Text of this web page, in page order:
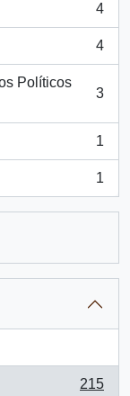
4
4
Políticos
3
1
1
215